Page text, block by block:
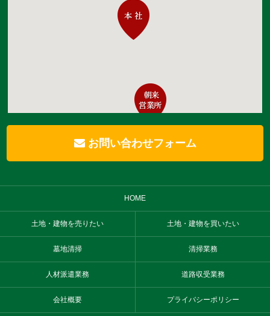
お問い合わせフォーム
HOME
土地・建物を売りたい 土地・建物を買いたい
墓地清掃 清掃業務
人材派遣業務 道路収受業務
会社概要 プライバシーポリシー